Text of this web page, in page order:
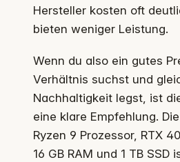
Hersteller kosten oft
bieten weniger Leistung.
Wenn du also ein gutes
Verhältnis suchst und
Nachhaltigkeit legst, ist
eine klare Empfehlung.
Ryzen 9 Prozessor, RTX
16 GB RAM und 1 TB SSD